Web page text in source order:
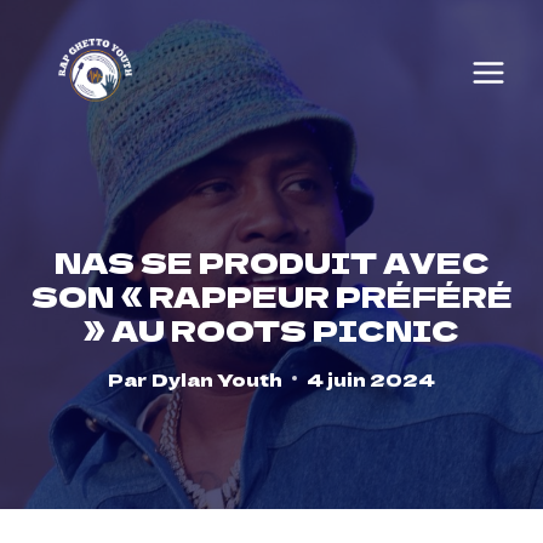
content
NAS SE PRODUIT AVEC
SON « RAPPEUR PRÉFÉRÉ
» AU ROOTS PICNIC
Par Dylan Youth 4 juin 2024